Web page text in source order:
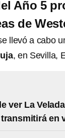
Año 5
de
llevó a cabo
, en Sevilla,
ver La
en